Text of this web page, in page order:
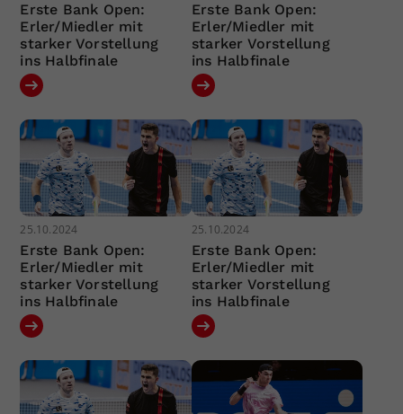
Erste Bank Open:
Erler/Miedler mit
starker Vorstellung
ins Halbfinale
Erste Bank Open:
Erler/Miedler mit
starker Vorstellung
ins Halbfinale
25.10.2024
Erste Bank Open:
Erler/Miedler mit
starker Vorstellung
ins Halbfinale
25.10.2024
Erste Bank Open:
Erler/Miedler mit
starker Vorstellung
ins Halbfinale